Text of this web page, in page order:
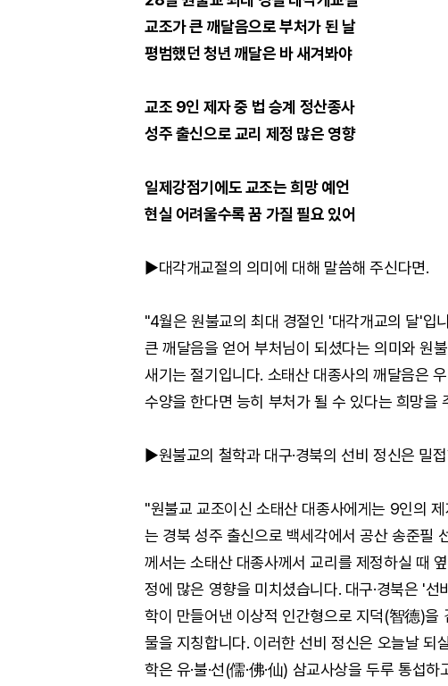
교조가 큰 깨달음으로 부처가 된 날
평범했던 청년 깨달은 바 새겨봐야
교조 9인 제자 중 법 승계 정산종사
성주 출신으로 교리 제정 많은 영향
일제강점기에도 교조는 희망 예언
현실 어려울수록 꿈 가질 필요 있어
▶대각개교절의 의미에 대해 말씀해 주신다면.
"4월은 원불교의 최대 경절인 '대각개교의 달'입
큰 깨달음을 얻어 부처님이 되셨다는 의미와 원
새기는 절기입니다. 소태산 대종사의 깨달음은
수양을 한다면 능히 부처가 될 수 있다는 희망을
▶원불교의 철학과 대구·경북의 선비 정신은 밀
"원불교 교조이신 소태산 대종사에게는 9인의
는 경북 성주 출신으로 백세각에서 공산 송준필
께서는 소태산 대종사께서 교리를 제정하실 때
정에 많은 영향을 미치셨습니다. 대구·경북은 '
학이 만들어낸 이상적 인간형으로 지덕(智德)을
물을 지칭합니다. 이러한 선비 정신은 오늘날 되
학은 유·불·선(儒·佛·仙) 삼교사상을 두루 통섭